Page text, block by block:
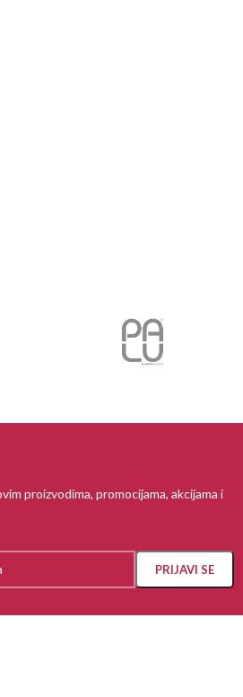
proizvodima, promocijama, akcijama i